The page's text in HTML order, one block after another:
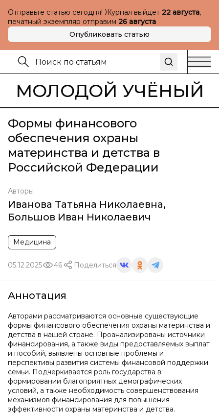
Отправьте статью сегодня! Журнал выйдет 22 августа,
печатный экземпляр отправим 26 августа
Опубликовать статью
МОЛОДОЙ УЧЁНЫЙ
Формы финансового
обеспечения охраны
материнства и детства в
Российской Федерации
Авторы
Иванова Татьяна Николаевна,
Большов Иван Николаевич
Медицина
05.12.2025 46 Поделиться
Аннотация
Авторами рассматриваются основные существующие
формы финансового обеспечения охраны материнства и
детства в нашей стране. Проанализированы источники
финансирования, а также виды предоставляемых выплат
и пособий, выявлены основные проблемы и
перспективы развития системы финансовой поддержки
семьи. Подчеркивается роль государства в
формировании благоприятных демографических
условий, а также необходимость совершенствования
механизмов финансирования для повышения
эффективности охраны материнства и детства.